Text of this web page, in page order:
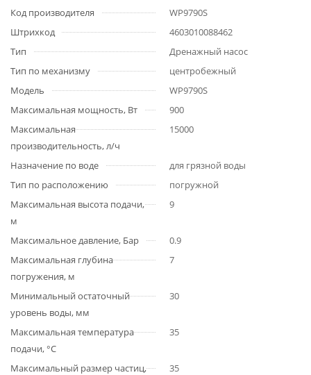
Код производителя
WP9790S
Штрихкод
4603010088462
Тип
Дренажный насос
Тип по механизму
центробежный
Модель
WP9790S
Максимальная мощность, Вт
900
Максимальная
производительность, л/ч
15000
Назначение по воде
для грязной воды
Тип по расположению
погружной
Максимальная высота подачи,
м
9
Максимальное давление, Бар
0.9
Максимальная глубина
погружения, м
7
Минимальный остаточный
уровень воды, мм
30
Максимальная температура
подачи, °С
35
Максимальный размер частиц, 35